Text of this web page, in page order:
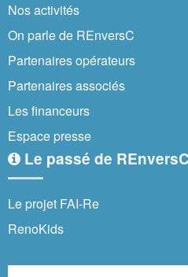
Nos activités
On parle de REnversC
Partenaires opérateurs
Partenaires associés
Les financeurs
Espace presse
Le passé de REnversC
Le projet FAI-Re
RenoKids